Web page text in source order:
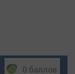
0 баллов